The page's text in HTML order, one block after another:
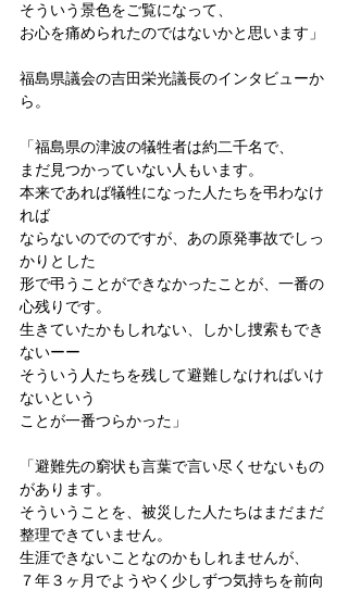
そういう景色をご覧になって、
お心を痛められたのではないかと思います」
福島県議会の吉田栄光議長のインタビューか
ら。
「福島県の津波の犠牲者は約二千名で、
まだ見つかっていない人もいます。
本来であれば犠牲になった人たちを弔わなけ
れば
ならないのでのですが、あの原発事故でしっ
かりとした
形で弔うことができなかったことが、一番の
心残りです。
生きていたかもしれない、しかし捜索もでき
ないーー
そういう人たちを残して避難しなければいけ
ないという
ことが一番つらかった」
「避難先の窮状も言葉で言い尽くせないもの
があります。
そういうことを、被災した人たちはまだまだ
整理できていません。
生涯できないことなのかもしれませんが、
７年３ヶ月でようやく少しずつ気持ちを前向